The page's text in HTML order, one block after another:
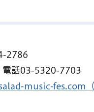
2786
話03-5320-7703
music-fes.com（